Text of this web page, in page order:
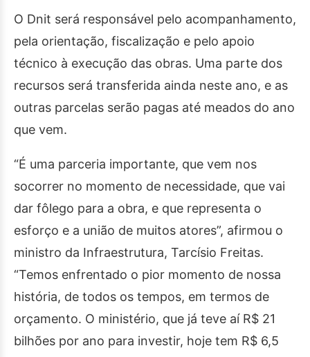
O Dnit será responsável pelo acompanhamento,
pela orientação, fiscalização e pelo apoio
técnico à execução das obras. Uma parte dos
recursos será transferida ainda neste ano, e as
outras parcelas serão pagas até meados do ano
que vem.
“É uma parceria importante, que vem nos
socorrer no momento de necessidade, que vai
dar fôlego para a obra, e que representa o
esforço e a união de muitos atores”, afirmou o
ministro da Infraestrutura, Tarcísio Freitas.
“Temos enfrentado o pior momento de nossa
história, de todos os tempos, em termos de
orçamento. O ministério, que já teve aí R$ 21
bilhões por ano para investir, hoje tem R$ 6,5